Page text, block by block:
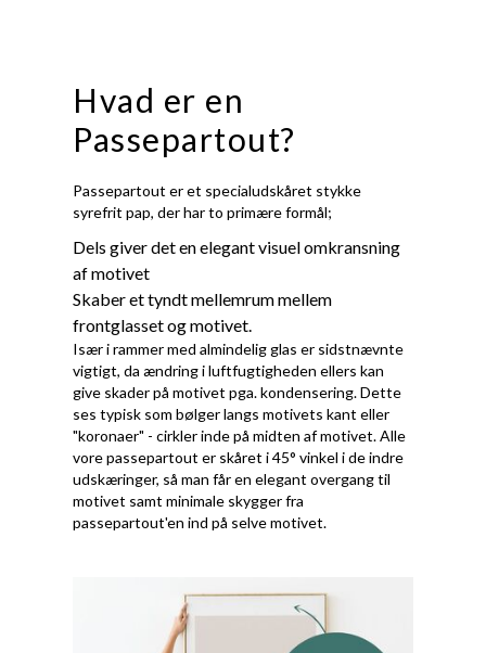
Hvad er en
Passepartout?
Passepartout er et specialudskåret stykke
syrefrit pap, der har to primære formål;
Dels giver det en elegant visuel omkransning
af motivet
Skaber et tyndt mellemrum mellem
frontglasset og motivet.
Især i rammer med almindelig glas er sidstnævnte
vigtigt, da ændring i luftfugtigheden ellers kan
give skader på motivet pga. kondensering. Dette
ses typisk som bølger langs motivets kant eller
"koronaer" - cirkler inde på midten af motivet. Alle
vore passepartout er skåret i 45° vinkel i de indre
udskæringer, så man får en elegant overgang til
motivet samt minimale skygger fra
passepartout'en ind på selve motivet.